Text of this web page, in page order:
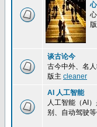
谈古论今
古今中外、名
版主 cleaner
AI 人工智能
人工智能（AI
别、自动驾驶